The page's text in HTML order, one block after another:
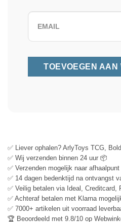
✅ Liever ophalen? ArlyToys TCG,
✅ Wij verzenden binnen 24 uur 📦
✅ Verzenden mogelijk naar
✅ 14 dagen bedenktijd na ontvangst
✅ Veilig betalen via Ideal, Creditcard,
✅ Achteraf betalen met Klarna
✅ 7000+ artikelen uit voorraad
🏆 Beoordeeld met 9.8/10 op